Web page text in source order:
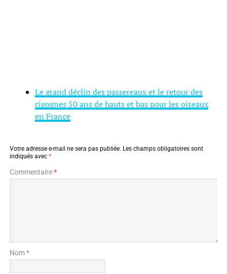
Le grand déclin des passereaux et le retour des
cigognes 50 ans de hauts et bas pour les oiseaux
en France
Votre adresse e-mail ne sera pas publiée. Les champs obligatoires sont
indiqués avec *
Commentaire*
Nom *